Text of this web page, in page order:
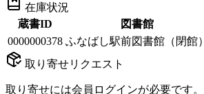
在庫状況
蔵書ID
図書館
0000000378 ふなばし駅前図書館（閉館）
取り寄せリクエスト
取り寄せには会員ログインが必要です。